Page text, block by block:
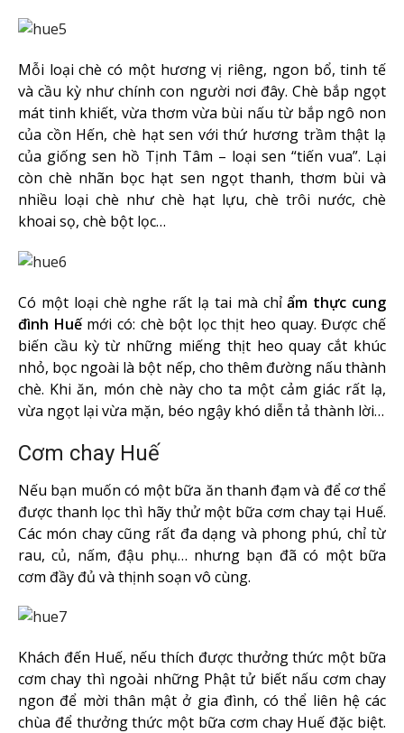
Mỗi loại chè có một hương vị riêng, ngon bổ, tinh tế
và cầu kỳ như chính con người nơi đây. Chè bắp ngọt
mát tinh khiết, vừa thơm vừa bùi nấu từ bắp ngô non
của cồn Hến, chè hạt sen với thứ hương trầm thật lạ
của giống sen hồ Tịnh Tâm – loại sen “tiến vua”. Lại
còn chè nhãn bọc hạt sen ngọt thanh, thơm bùi và
nhiều loại chè như chè hạt lựu, chè trôi nước, chè
khoai sọ, chè bột lọc…
Có một loại chè nghe rất lạ tai mà chỉẩm thực cung
đình Huếmới có: chè bột lọc thịt heo quay. Được chế
biến cầu kỳ từ những miếng thịt heo quay cắt khúc
nhỏ, bọc ngoài là bột nếp, cho thêm đường nấu thành
chè. Khi ăn, món chè này cho ta một cảm giác rất lạ,
vừa ngọt lại vừa mặn, béo ngậy khó diễn tả thành lời…
Cơm chay Huế
Nếu bạn muốn có một bữa ăn thanh đạm và để cơ thể
được thanh lọc thì hãy thử một bữa cơm chay tại Huế.
Các món chay cũng rất đa dạng và phong phú, chỉ từ
rau, củ, nấm, đậu phụ… nhưng bạn đã có một bữa
cơm đầy đủ và thịnh soạn vô cùng.
Khách đến Huế, nếu thích được thưởng thức một bữa
cơm chay thì ngoài những Phật tử biết nấu cơm chay
ngon để mời thân mật ở gia đình, có thể liên hệ các
chùa để thưởng thức một bữa cơm chay Huế đặc biệt.